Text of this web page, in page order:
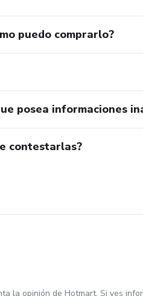
puedo comprarlo?
posea informaciones
contestarlas?
la opinión de Hotmart. Si ves